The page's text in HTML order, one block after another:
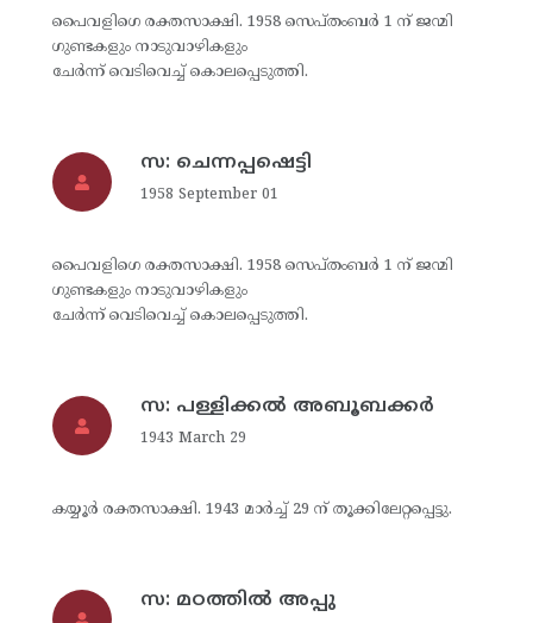
പൈവളിഗെ രക്തസാക്ഷി. 1958 സെപ്തംബര്‍ 1 ന് ജന്മി
ഗുണ്ടകളും നാടുവാഴികളും
ചേര്‍ന്ന് വെടിവെച്ച് കൊലപ്പെടുത്തി.
സ: ചെന്നപ്പഷെട്ടി
1958 September 01
പൈവളിഗെ രക്തസാക്ഷി. 1958 സെപ്തംബര്‍ 1 ന് ജന്മി
ഗുണ്ടകളും നാടുവാഴികളും
ചേര്‍ന്ന് വെടിവെച്ച് കൊലപ്പെടുത്തി.
സ: പള്ളിക്കല്‍ അബൂബക്കര്‍
1943 March 29
കയ്യൂര്‍ രക്തസാക്ഷി. 1943 മാര്‍ച്ച് 29 ന് തൂക്കിലേറ്റപ്പെട്ടു.
സ: മഠത്തില്‍ അപ്പു